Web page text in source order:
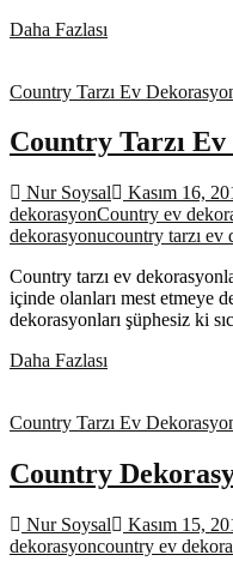
Daha Fazlası
Country Tarzı Ev
Country Tarzı
Nur Soysal Kasım 16,
dekorasyonCountry ev
dekorasyonucountry tarzı ev
Country tarzı ev
içinde olanları mest etmeye
dekorasyonları şüphesiz ki
Daha Fazlası
Dekorasyonları
Country Tarzı Ev
Country
Nur Soysal Kasım 15,
dekorasyoncountry ev